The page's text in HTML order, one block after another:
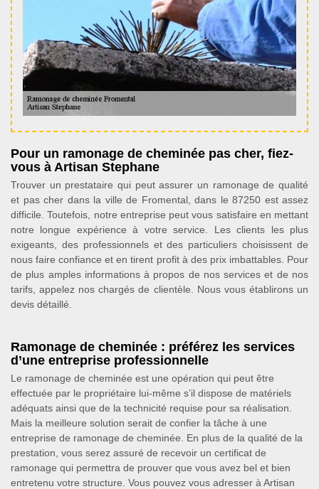
Pour un ramonage de cheminée pas cher, fiez-
vous à Artisan Stephane
Trouver un prestataire qui peut assurer un ramonage de qualité
et pas cher dans la ville de Fromental, dans le 87250 est assez
difficile. Toutefois, notre entreprise peut vous satisfaire en mettant
notre longue expérience à votre service. Les clients les plus
exigeants, des professionnels et des particuliers choisissent de
nous faire confiance et en tirent profit à des prix imbattables. Pour
de plus amples informations à propos de nos services et de nos
tarifs, appelez nos chargés de clientèle. Nous vous établirons un
devis détaillé.
Ramonage de cheminée : préférez les services
d’une entreprise professionnelle
Le ramonage de cheminée est une opération qui peut être
effectuée par le propriétaire lui-même s’il dispose de matériels
adéquats ainsi que de la technicité requise pour sa réalisation.
Mais la meilleure solution serait de confier la tâche à une
entreprise de ramonage de cheminée. En plus de la qualité de la
prestation, vous serez assuré de recevoir un certificat de
ramonage qui permettra de prouver que vous avez bel et bien
entretenu votre structure. Vous pouvez vous adresser à Artisan